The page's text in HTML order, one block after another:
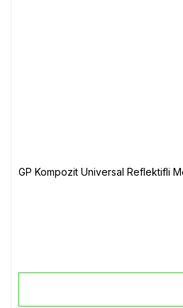
GP Kompozit Universal Reflektifli